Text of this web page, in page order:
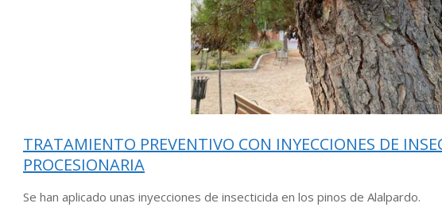
TRATAMIENTO PREVENTIVO CON INYECCIONES DE
PROCESIONARIA
Se han aplicado unas inyecciones de insecticida en los pinos de Alalpardo.